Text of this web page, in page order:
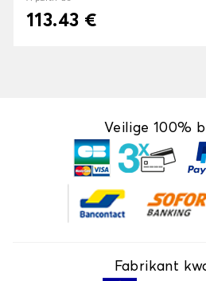
113.43 €
Veilige 100%
Fabrikant